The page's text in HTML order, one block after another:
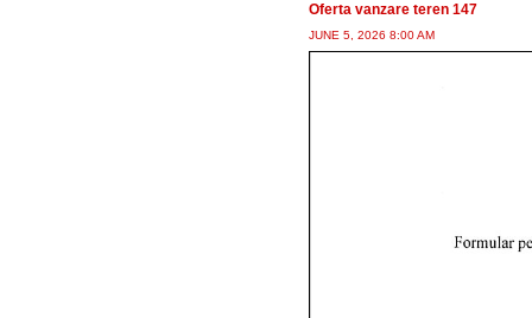
Oferta vanzare teren 147
JUNE 5, 2026 8:00 AM